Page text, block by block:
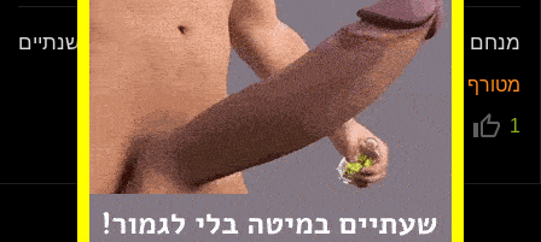
מנחם לפני שנתיים
מטורף
1